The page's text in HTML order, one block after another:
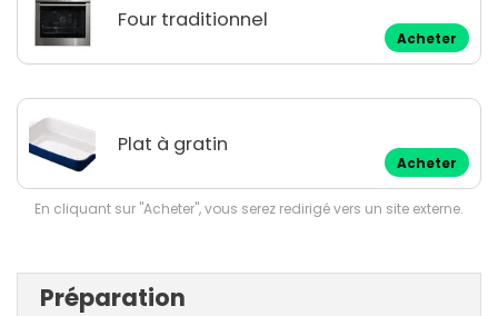
Four traditionnel
Acheter
Plat à gratin
Acheter
En cliquant sur "Acheter", vous serez redirigé vers un site externe.
Préparation